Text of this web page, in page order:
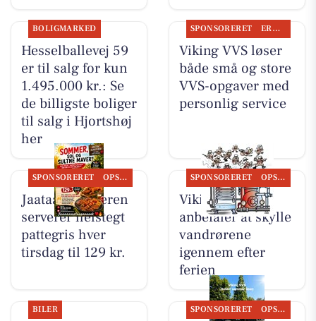
BOLIGMARKED
Hesselballevej 59
er til salg for kun
1.495.000 kr.: Se
de billigste boliger
til salg i Hjortshøj
her
SPONSORERET ERHVERV
Viking VVS løser
både små og store
VVS-opgaver med
personlig service
SPONSORERET OPSLAGSTAVLEN
Jaataak Slagteren
serverer helstegt
pattegris hver
tirsdag til 129 kr.
SPONSORERET OPSLAGSTAVLEN
Viking VVS
anbefaler at skylle
vandrørene
igennem efter
ferien
BILER SPONSORERET OPSLAGSTAVLEN